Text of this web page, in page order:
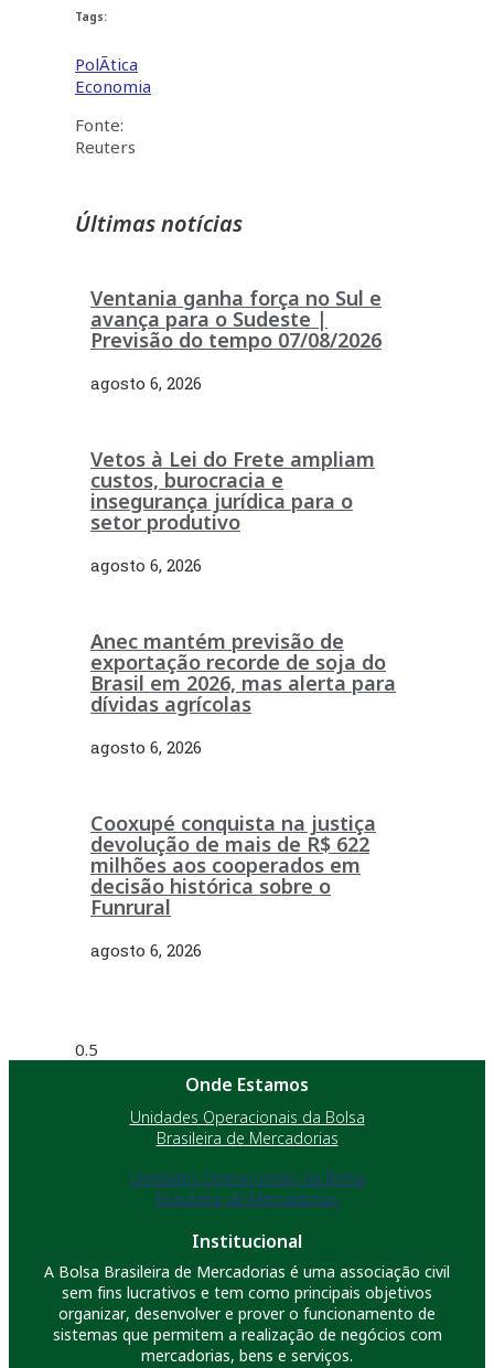
Tags:
PolÃ­tica
Economia
Fonte:
Reuters
Últimas notícias
Ventania ganha força no Sul e
avança para o Sudeste |
Previsão do tempo 07/08/2026
agosto 6, 2026
Vetos à Lei do Frete ampliam
custos, burocracia e
insegurança jurídica para o
setor produtivo
agosto 6, 2026
Anec mantém previsão de
exportação recorde de soja do
Brasil em 2026, mas alerta para
dívidas agrícolas
agosto 6, 2026
Cooxupé conquista na justiça
devolução de mais de R$ 622
milhões aos cooperados em
decisão histórica sobre o
Funrural
agosto 6, 2026
Onde Estamos
Unidades Operacionais da Bolsa
Brasileira de Mercadorias
Unidades Operacionais da Bolsa
Brasileira de Mercadorias
Institucional
A Bolsa Brasileira de Mercadorias é uma associação civil
sem fins lucrativos e tem como principais objetivos
organizar, desenvolver e prover o funcionamento de
sistemas que permitem a realização de negócios com
mercadorias, bens e serviços.